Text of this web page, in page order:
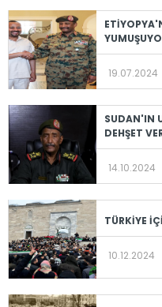
19.07.2024
SUDAN'IN
DEHŞET
14.10.2024
TÜRKİYE
10.12.2024